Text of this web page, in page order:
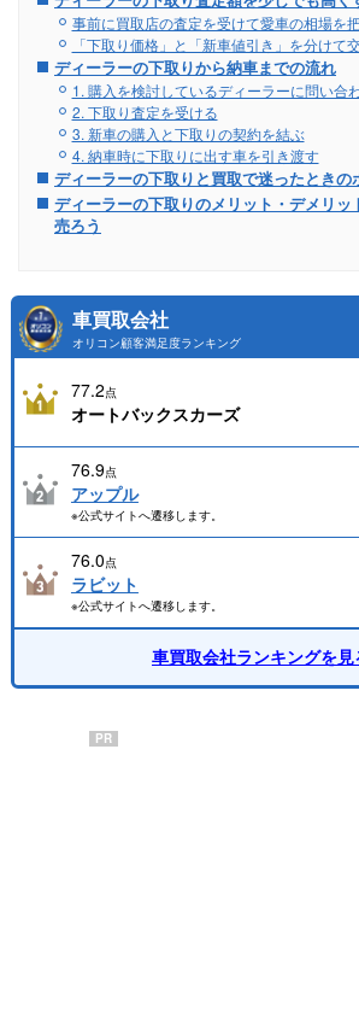
事前に買取店の査定を受けて愛車の相場を
「下取り価格」と「新車値引き」を分けて
ディーラーの下取りから納車までの流れ
1. 購入を検討しているディーラーに問い合
2. 下取り査定を受ける
3. 新車の購入と下取りの契約を結ぶ
4. 納車時に下取りに出す車を引き渡す
ディーラーの下取りと買取で迷ったときの
ディーラーの下取りのメリット・デメリ
売ろう
車買取会社
オリコン顧客満足度ランキング
77.2点
オートバックスカーズ
76.9点
アップル
※公式サイトへ遷移します。
76.0点
ラビット
※公式サイトへ遷移します。
車買取会社ランキングを見
PR